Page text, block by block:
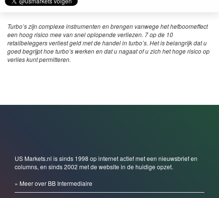
Turbo’s zijn complexe instrumenten en brengen vanwege het hefboomeffect
een hoog risico mee van snel oplopende verliezen. 7 op de 10
retailbeleggers verliest geld met de handel in turbo’s. Het is belangrijk dat u
goed begrijpt hoe turbo’s werken en dat u nagaat of u zich het hoge risico op
verlies kunt permitteren.
US Markets.nl is sinds 1998 op internet actief met een nieuwsbrief en
columns, en sinds 2002 met de website in de huidige opzet.
» Meer over BB Intermediaire